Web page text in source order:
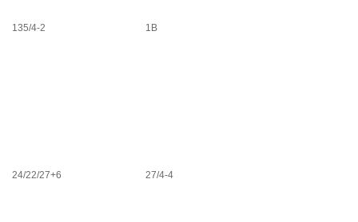
135/4-2 1B
24/22/27+6 27/4-4